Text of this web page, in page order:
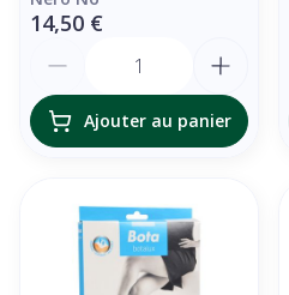
14,50 €
Ajouter au panier